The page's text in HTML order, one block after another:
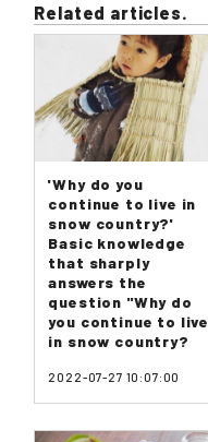
Related articles.
'Why do you
continue to live in
snow country?'
Basic knowledge
that sharply
answers the
question "Why do
you continue to live
in snow country?
2022-07-27 10:07:00